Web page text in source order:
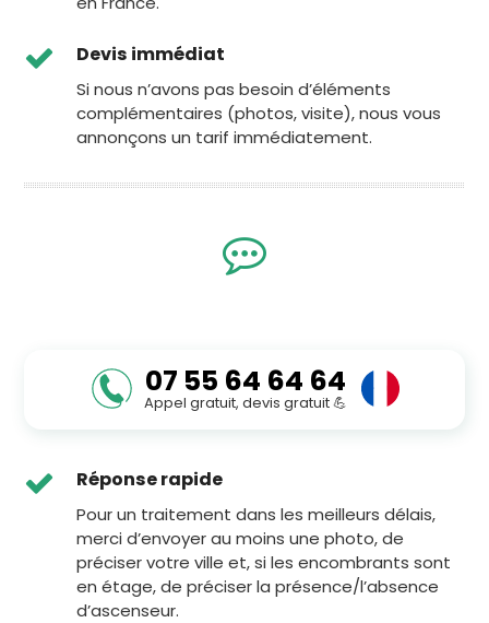
Devis immédiat
Si nous n’avons pas besoin d’éléments
complémentaires (photos, visite), nous vous
annonçons un tarif immédiatement.
07 55 64 64 64
Appel gratuit, devis gratuit 💪
Réponse rapide
Pour un traitement dans les meilleurs délais,
merci d’envoyer au moins une photo, de
préciser votre ville et, si les encombrants sont
en étage, de préciser la présence/l’absence
d’ascenseur.